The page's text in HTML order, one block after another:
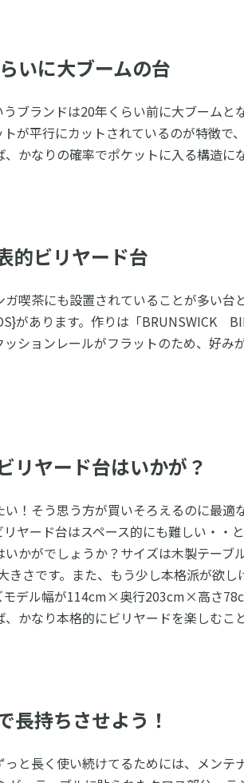
いに大ブームの台
ブランドは20年くらい前に大ブームと
が平行にカットされているのが特徴で
かなりの確率でポケットに入る構造に
的ビリヤード台
喫茶にも設置されていることが多い台
があります。作りは「BRUNSWICK
ッションレールがフラットのため、好み
リヤード台はいかが？
！そう思う方が買いそろえるのに最適
ヤード台はスペース的にも難しい・・
いかがでしょうか？サイズは木製テー
さです。また、もう少し本格派が欲し
モデル幅が114cm×奥行203cm×高さ
かなり本格的にビリヤードを楽しむこ
長持ちさせよう！
と長く使い続けてるためには、メンテ